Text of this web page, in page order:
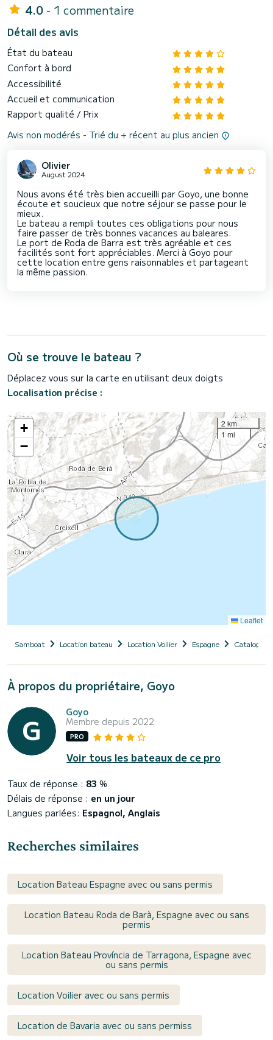
4.0 - 1 commentaire
Détail des avis
État du bateau
Confort à bord
Accessibilité
Accueil et communication
Rapport qualité / Prix
Avis non modérés - Trié du + récent au plus ancien
Olivier
August 2024
Nous avons été très bien accueilli par Goyo, une bonne
écoute et soucieux que notre séjour se passe pour le
mieux.
Le bateau a rempli toutes ces obligations pour nous
faire passer de très bonnes vacances au baleares.
Le port de Roda de Barra est très agréable et ces
facilités sont fort appréciables. Merci à Goyo pour
cette location entre gens raisonnables et partageant
la même passion.
Où se trouve le bateau ?
Déplacez vous sur la carte en utilisant deux doigts
Localisation précise :
+
−
2 km
1 mi
Leaflet
Samboat Location bateau Location Voilier Espagne Catalogne
À propos du propriétaire, Goyo
Goyo
Membre depuis 2022
PRO
Voir tous les bateaux de ce pro
Taux de réponse : 83 %
Délais de réponse : en un jour
Langues parlées: Espagnol, Anglais
Recherches similaires
Location Bateau Espagne avec ou sans permis
Location Bateau Roda de Barà, Espagne avec ou sans
permis
Location Bateau Província de Tarragona, Espagne avec
ou sans permis
Location Voilier avec ou sans permis
Location de Bavaria avec ou sans permiss